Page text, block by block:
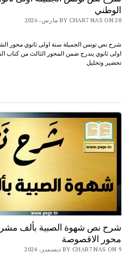
الوطني
BY CHAR7 NAS ON 28 مارس، 2026
شرح نص تونس الجميلة سنة اولى ثانوي محور
اولى ثانوي يندرج ضمن المحور الثالث من كتاب
تحضير وتحليل
شرح نص شهوة الصبية بألف
محور الاقصوصة
BY CHAR7 NAS ON 9 ديسمبر، 2024